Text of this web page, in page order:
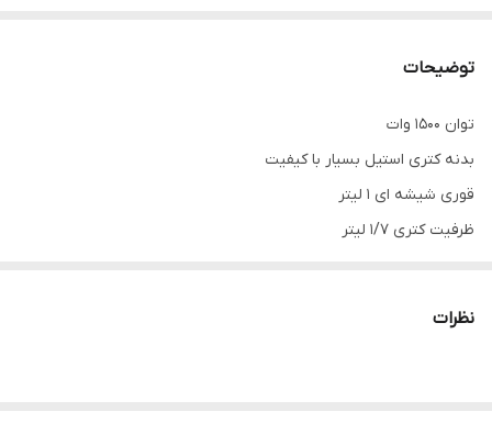
توضیحات
توان 1500 وات
بدنه کتری استیل بسیار با کیفیت
قوری شیشه ای 1 لیتر
ظرفیت کتری 1/7 لیتر
پنل لمسی و دیجیتال
نظرات